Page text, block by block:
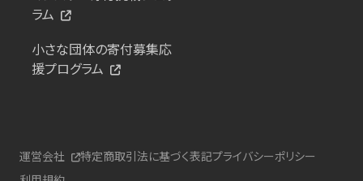
ラム
小さな団体の寄付募集応
援プログラム
運営会社 特定商取引法に基づく表記プライバシーポリシー